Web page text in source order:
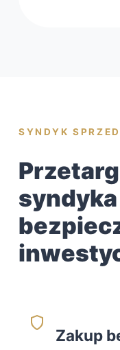
SYNDYK
syndyka
Zakup